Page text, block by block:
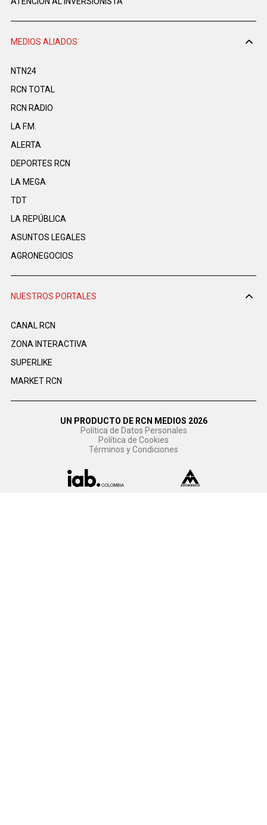
MEDIOS ALIADOS
NTN24
RCN TOTAL
RCN RADIO
LA F.M.
ALERTA
DEPORTES RCN
LA MEGA
TDT
LA REPÚBLICA
ASUNTOS LEGALES
AGRONEGOCIOS
NUESTROS PORTALES
CANAL RCN
ZONA INTERACTIVA
SUPERLIKE
MARKET RCN
UN PRODUCTO DE RCN MEDIOS 2026
Política de Datos Personales
Política de Cookies
Términos y Condiciones